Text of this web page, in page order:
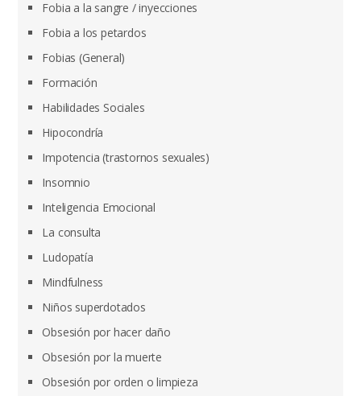
Fobia a la sangre / inyecciones
Fobia a los petardos
Fobias (General)
Formación
Habilidades Sociales
Hipocondría
Impotencia (trastornos sexuales)
Insomnio
Inteligencia Emocional
La consulta
Ludopatía
Mindfulness
Niños superdotados
Obsesión por hacer daño
Obsesión por la muerte
Obsesión por orden o limpieza